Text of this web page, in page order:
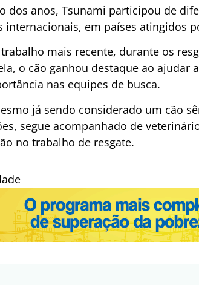
dos anos, Tsunami participou de
internacionais, em países atingidos
trabalho mais recente, durante os
o cão ganhou destaque ao
nas equipes de busca.
já sendo considerado um cão
segue acompanhado de
no trabalho de resgate.